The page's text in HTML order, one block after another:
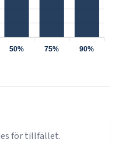
50% 75% 90%
för tillfället.